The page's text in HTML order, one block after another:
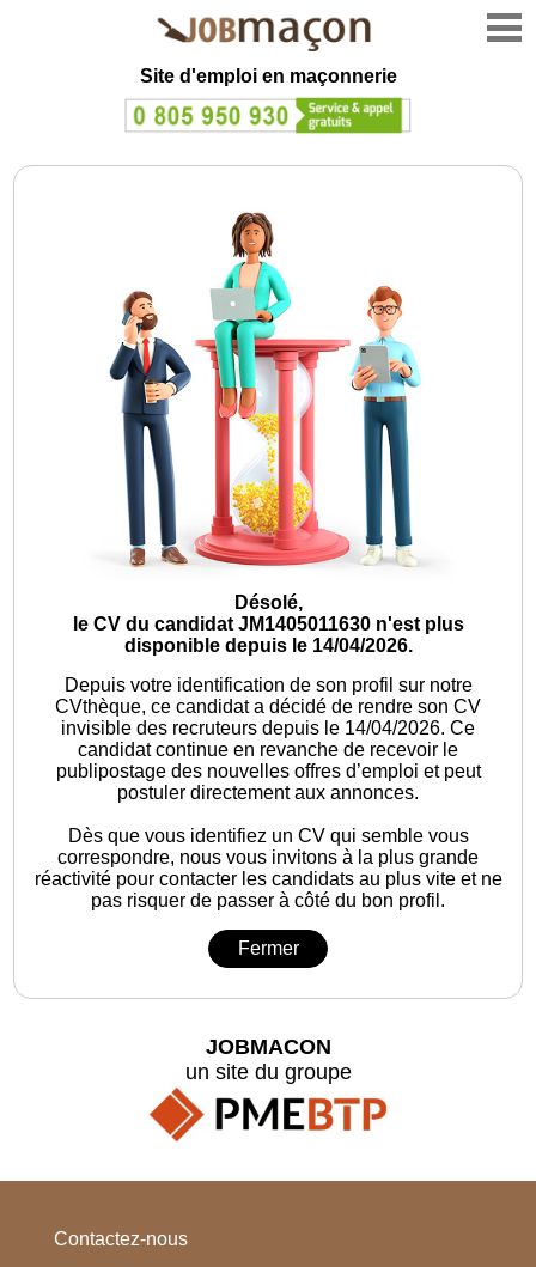
Site d'emploi en maçonnerie
Désolé,
le CV du candidat JM1405011630 n'est plus
disponible depuis le 14/04/2026.
Depuis votre identification de son profil sur notre
CVthèque, ce candidat a décidé de rendre son CV
invisible des recruteurs depuis le 14/04/2026. Ce
candidat continue en revanche de recevoir le
publipostage des nouvelles offres d’emploi et peut
postuler directement aux annonces.
Dès que vous identifiez un CV qui semble vous
correspondre, nous vous invitons à la plus grande
réactivité pour contacter les candidats au plus vite et ne
pas risquer de passer à côté du bon profil.
Fermer
JOBMACON
un site du groupe
Contactez-nous